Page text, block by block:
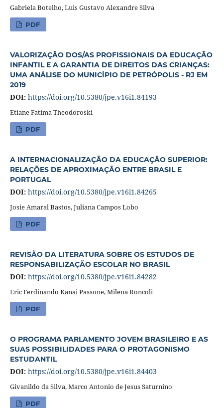
Gabriela Botelho, Luis Gustavo Alexandre Silva
PDF
VALORIZAÇÃO DOS/AS PROFISSIONAIS DA EDUCAÇÃO
INFANTIL E A GARANTIA DE DIREITOS DAS CRIANÇAS:
UMA ANÁLISE DO MUNICÍPIO DE PETRÓPOLIS - RJ EM
2019
DOI: https://doi.org/10.5380/jpe.v16i1.84193
Etiane Fatima Theodoroski
PDF
A INTERNACIONALIZAÇÃO DA EDUCAÇÃO SUPERIOR:
RELAÇÕES DE APROXIMAÇÃO ENTRE BRASIL E
PORTUGAL
DOI: https://doi.org/10.5380/jpe.v16i1.84265
Josie Amaral Bastos, Juliana Campos Lobo
PDF
REVISÃO DA LITERATURA SOBRE OS ESTUDOS DE
RESPONSABILIZAÇÃO ESCOLAR NO BRASIL
DOI: https://doi.org/10.5380/jpe.v16i1.84282
Eric Ferdinando Kanai Passone, Milena Roncoli
PDF
O PROGRAMA PARLAMENTO JOVEM BRASILEIRO E AS
SUAS POSSIBILIDADES PARA O PROTAGONISMO
ESTUDANTIL
DOI: https://doi.org/10.5380/jpe.v16i1.84403
Givanildo da Silva, Marco Antonio de Jesus Saturnino
PDF